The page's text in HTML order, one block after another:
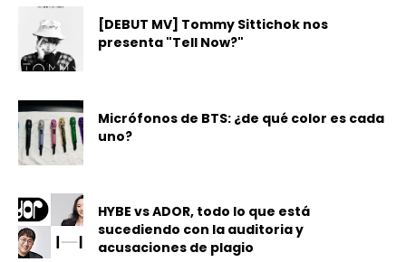
[DEBUT MV] Tommy Sittichok nos
presenta "Tell Now?"
Micrófonos de BTS: ¿de qué color es cada
uno?
HYBE vs ADOR, todo lo que está
sucediendo con la auditoria y
acusaciones de plagio